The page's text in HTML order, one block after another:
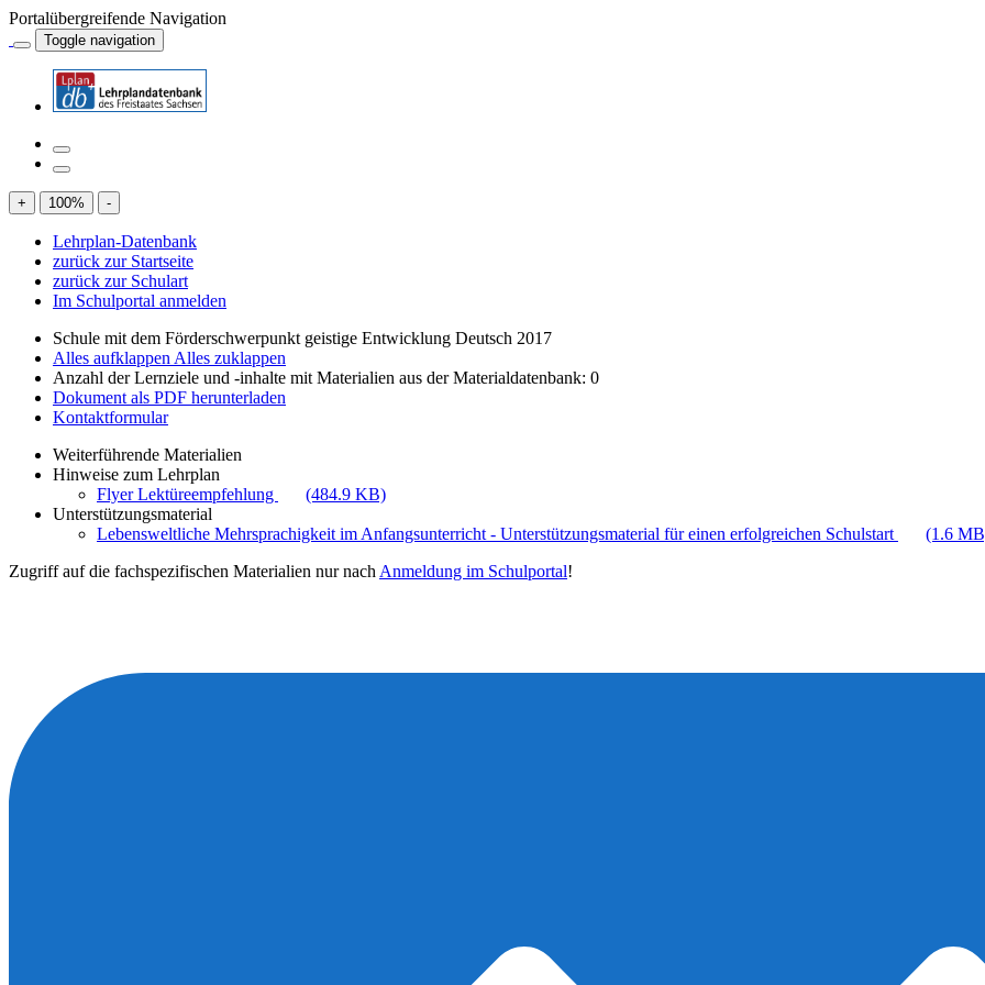
Portalübergreifende Navigation
Toggle navigation
+ 100% -
Lehrplan-Datenbank
zurück zur Startseite
zurück zur Schulart
Im Schulportal anmelden
Schule mit dem Förderschwerpunkt geistige Entwicklung Deutsch 2017
Alles aufklappen Alles zuklappen
Anzahl der Lernziele und -inhalte mit Materialien aus der Materialdatenbank: 0
Dokument als PDF herunterladen
Kontaktformular
Weiterführende Materialien
Hinweise zum Lehrplan
Flyer Lektüreempfehlung
(484.9 KB)
Unterstützungsmaterial
Lebensweltliche Mehrsprachigkeit im Anfangsunterricht - Unterstützungsmaterial für einen erfolgreichen Schulstart
(1.6
Zugriff auf die fachspezifischen Materialien nur nach Anmeldung im Schulportal!